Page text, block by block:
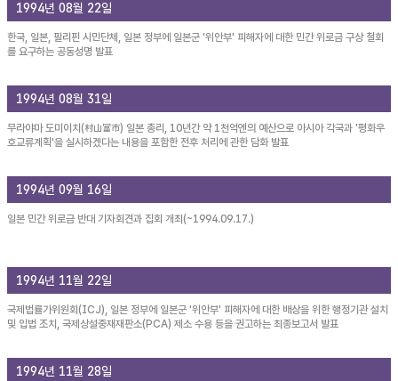
1994년 08월 22일
한국, 일본, 필리핀 시민단체, 일본 정부에 일본군 '위안부' 피해자에 대한 민간 위로금 구상 철회
를 요구하는 공동성명 발표
1994년 08월 31일
무라야마 도미이치(村山富市) 일본 총리, 10년간 약 1천억엔의 예산으로 아시아 각국과 '평화우
호교류계획'을 실시하겠다는 내용을 포함한 전후 처리에 관한 담화 발표
1994년 09월 16일
일본 민간 위로금 반대 기자회견과 집회 개최(~1994.09.17.)
1994년 11월 22일
국제법률가위원회(ICJ), 일본 정부에 일본군 '위안부' 피해자에 대한 배상을 위한 행정기관 설치
및 입법 조치, 국제상설중재재판소(PCA) 제소 수용 등을 권고하는 최종보고서 발표
1994년 11월 28일